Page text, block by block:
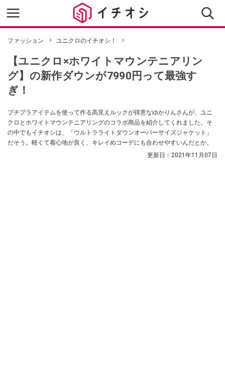
ファッション ユニクロのイチオシ！
【ユニクロ×ホワイトマウンテニアリン
グ】の新作ダウンが7990円って最強す
ぎ！
プチプラアイテムを使って作る高見えルックが得意なゆかりんさんが、ユニ
クロとホワイトマウンテニアリングのコラボ商品を紹介してくれました。そ
の中でもイチオシは、「ウルトラライトダウンオーバーサイズジャケット」
だそう。軽くて着心地が良く、キレイめコーデにも合わせやすいんだとか。
更新日： 2021年11月07日